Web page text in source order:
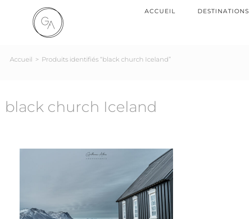
ACCUEIL DESTINATIONS
Accueil > Produits identifiés “black church Iceland”
black church Iceland